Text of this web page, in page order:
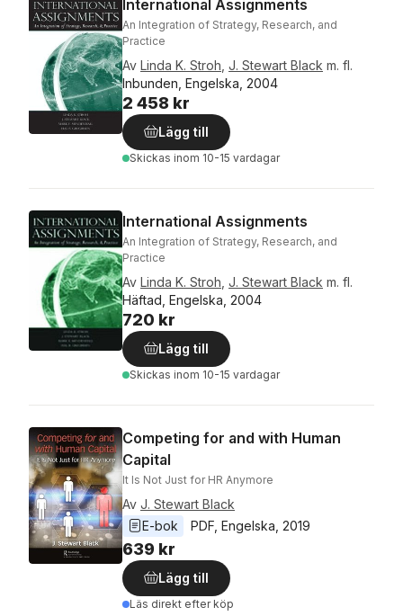
International Assignments
An Integration of Strategy, Research, and
Practice
Av Linda K. Stroh J. Stewart Black m. fl.
Inbunden, Engelska, 2004
2 458 kr
Lägg till
Skickas inom 10-15 vardagar
International Assignments
An Integration of Strategy, Research, and
Practice
Av Linda K. Stroh J. Stewart Black m. fl.
Häftad, Engelska, 2004
720 kr
Lägg till
Skickas inom 10-15 vardagar
Competing for and with Human
Capital
It Is Not Just for HR Anymore
Av J. Stewart Black
E-bok
PDF Engelska 2019
639 kr
Lägg till
Läs direkt efter köp